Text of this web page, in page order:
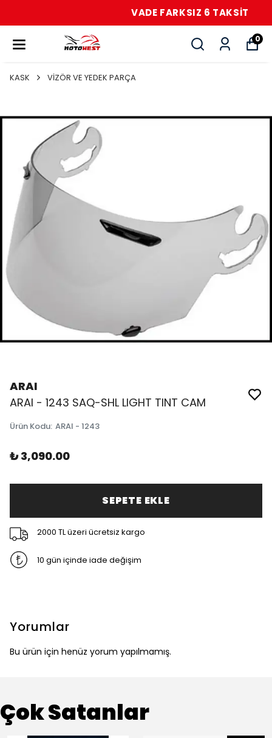
VADE FARKSIZ 6 TAKSİT
0
KASK VİZÖR VE YEDEK PARÇA
ARAI
ARAI - 1243 SAQ-SHL LIGHT TINT CAM
Ürün Kodu: ARAI - 1243
₺ 3,090.00
SEPETE EKLE
2000 TL üzeri ücretsiz kargo
10 gün içinde iade değişim
Yorumlar
Bu ürün için henüz yorum yapılmamış.
Çok Satanlar